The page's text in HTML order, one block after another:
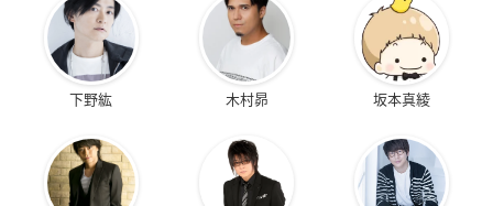
む劇中音楽計59曲を収録予定
※商品の収録内容は変更になる場合がございます。
作品概要
下野紘 木村昴 坂本真綾